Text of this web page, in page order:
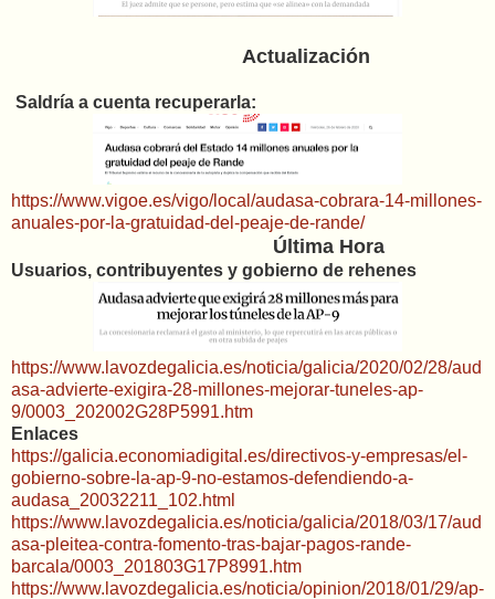
Actualización
Saldría a cuenta recuperarla:
https://www.vigoe.es/vigo/local/audasa-cobrara-14-millones-
anuales-por-la-gratuidad-del-peaje-de-rande/
Última Hora
Usuarios, contribuyentes y gobierno de rehenes
https://www.lavozdegalicia.es/noticia/galicia/2020/02/28/aud
asa-advierte-exigira-28-millones-mejorar-tuneles-ap-
9/0003_202002G28P5991.htm
Enlaces
https://galicia.economiadigital.es/directivos-y-empresas/el-
gobierno-sobre-la-ap-9-no-estamos-defendiendo-a-
audasa_20032211_102.html
https://www.lavozdegalicia.es/noticia/galicia/2018/03/17/aud
asa-pleitea-contra-fomento-tras-bajar-pagos-rande-
barcala/0003_201803G17P8991.htm
https://www.lavozdegalicia.es/noticia/opinion/2018/01/29/ap-